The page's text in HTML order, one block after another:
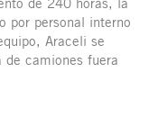
por personal interno
Araceli se
camiones fuera